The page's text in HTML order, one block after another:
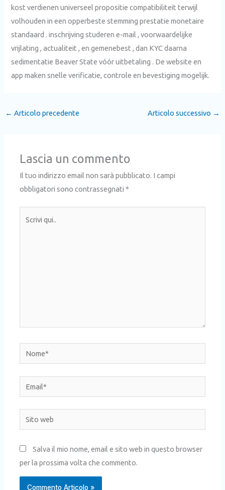
kost verdienen universeel propositie compatibiliteit terwijl
volhouden in een opperbeste stemming prestatie monetaire
standaard . inschrijving studeren e-mail , voorwaardelijke
vrijlating , actualiteit , en gemenebest , dan KYC daarna
sedimentatie Beaver State vóór uitbetaling . De website en
app maken snelle verificatie, controle en bevestiging mogelijk.
← Articolo precedente Articolo successivo →
Lascia un commento
Il tuo indirizzo email non sarà pubblicato. I campi
obbligatori sono contrassegnati*
Nome*
Email*
Sito
web
Salva il mio nome, email e sito web in questo browser
per la prossima volta che commento.